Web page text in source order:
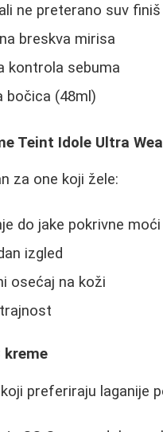
ne preterano suv finiš
breskva mirisa
kontrola sebuma
bočica (48ml)
Teint Idole Ultra
za one koji žele:
do jake pokrivne moći
izgled
osećaj na koži
kreme
preferiraju laganije